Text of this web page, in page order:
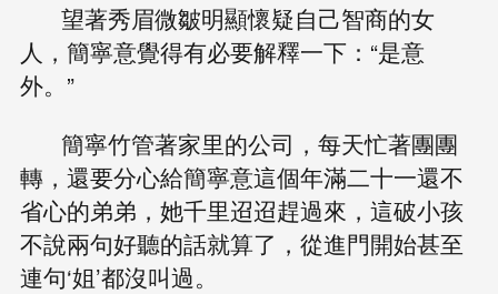
望著秀眉微皺明顯懷疑自己智商的女
人，簡寧意覺得有必要解釋一下：“是意
外。”
簡寧竹管著家里的公司，每天忙著團團
轉，還要分心給簡寧意這個年滿二十一還不
省心的弟弟，她千里迢迢趕過來，這破小孩
不說兩句好聽的話就算了，從進門開始甚至
連句‘姐’都沒叫過。